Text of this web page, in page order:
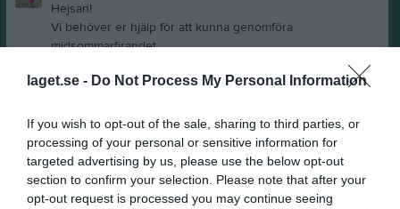
laget.se - Do Not Process My Personal Information
If you wish to opt-out of the sale, sharing to third parties, or
processing of your personal or sensitive information for
targeted advertising by us, please use the below opt-out
section to confirm your selection. Please note that after your
opt-out request is processed you may continue seeing
Hejsan!
Vi behöver er hjälp för att kunna genomföra
midsommarfirandet.
Som medlem i ÖAFK förbinder man sig att vara behjälplig
vid minst ett av vara arrangemang.
https://docs.google.com/spreadsheets/d/1dIeWYV3O4VeQP
ZTvHelZl9DSW_pUFWS7ycpx8gO5dzA/edit?usp=drivesdk
(kopiera och klistra in i webbläsaren).
Tack!
Rapportera